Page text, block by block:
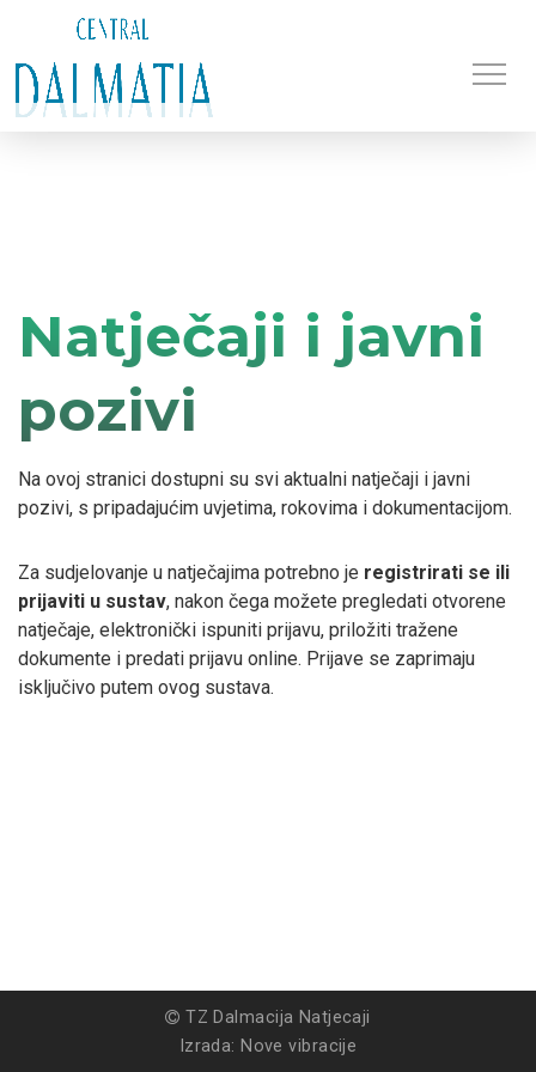
Natječaji i javni
pozivi
Na ovoj stranici dostupni su svi aktualni natječaji i javni
pozivi, s pripadajućim uvjetima, rokovima i dokumentacijom.
Za sudjelovanje u natječajima potrebno je registrirati se ili
prijaviti u sustav, nakon čega možete pregledati otvorene
natječaje, elektronički ispuniti prijavu, priložiti tražene
dokumente i predati prijavu online. Prijave se zaprimaju
isključivo putem ovog sustava.
TZ Dalmacija Natjecaji
Izrada: Nove vibracije